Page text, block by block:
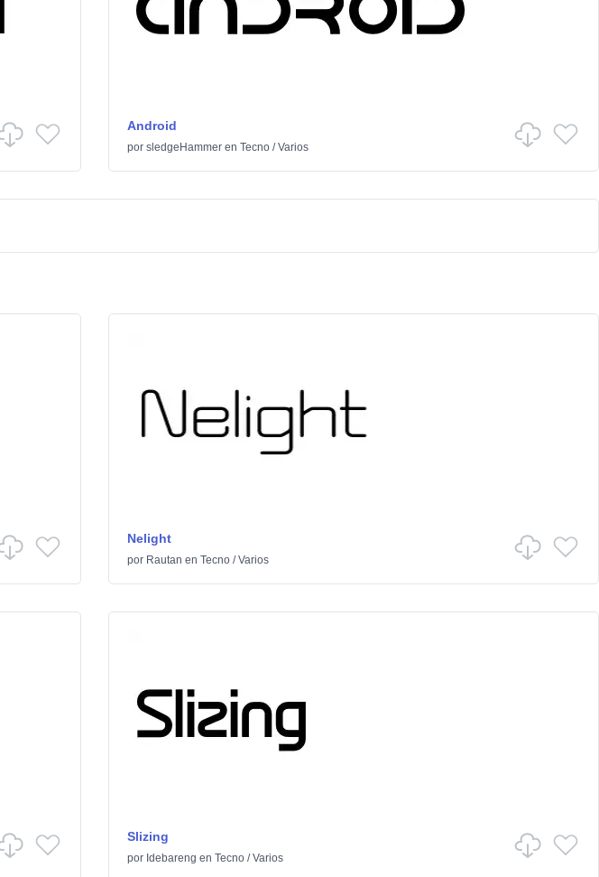
Android
por sledgeHammeren Tecno/Varios
Nelight
por Rautan en Tecno/Varios
Slizing
por Idebareng en Tecno/Varios